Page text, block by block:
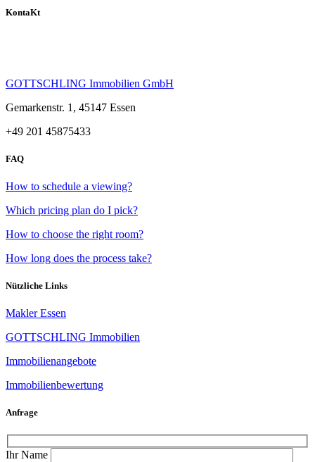
KontaKt
GOTTSCHLING Immobilien GmbH
Gemarkenstr. 1, 45147 Essen
+49 201 45875433
FAQ
How to schedule a viewing?
Which pricing plan do I pick?
How to choose the right room?
How long does the process take?
Nützliche Links
Makler Essen
GOTTSCHLING Immobilien
Immobilienangebote
Immobilienbewertung
Anfrage
Ihr Name